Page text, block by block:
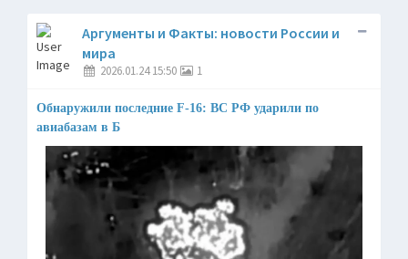
Аргументы и Факты: новости России и
мира
2026.01.24 15:50 1
Обнаружили последние F-16: ВС РФ ударили по
авиабазам в Б